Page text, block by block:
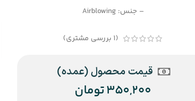
– جنس: Airblowing
(
1 بررسی مشتری)
قیمت محصول (عمده)
350,200تومان